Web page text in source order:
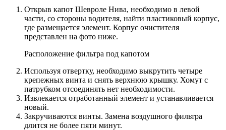
Открыв капот Шевроле Нива, необходимо в левой
части, со стороны водителя, найти пластиковый корпус,
где размещается элемент. Корпус очистителя
представлен на фото ниже.
Расположение фильтра под капотом
Используя отвертку, необходимо выкрутить четыре
крепежных винта и снять верхнюю крышку. Хомут с
патрубком отсоединять нет необходимости.
Извлекается отработанный элемент и устанавливается
новый.
Закручиваются винты. Замена воздушного фильтра
длится не более пяти минут.